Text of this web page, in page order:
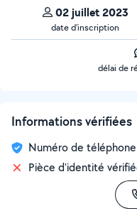
02 juillet 2023
date d’inscription
délai de
Informations vérifiées
Numéro de
Pièce d'identité